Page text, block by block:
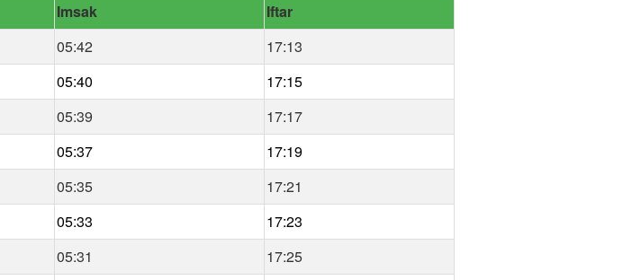
Imsak
Iftar
05:42
17:13
05:40
17:15
05:39
17:17
05:37
17:19
05:35
17:21
05:33
17:23
05:31
17:25